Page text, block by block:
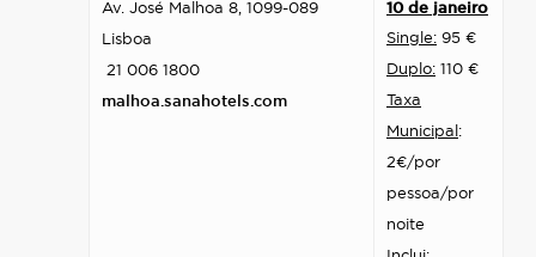
Av. José Malhoa 8, 1099-089
Lisboa
21 006 1800
malhoa.sanahotels.com
10 de janeiro
Single: 95 €
Duplo: 110 €
Taxa
Municipal :
2€/por
pessoa/por
noite